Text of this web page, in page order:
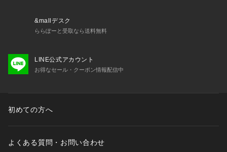
&mallデスク
ららぽーと受取なら送料無料
LINE公式アカウント
お得なセール・クーポン情報配信中
初めての方へ
よくある質問・お問い合わせ